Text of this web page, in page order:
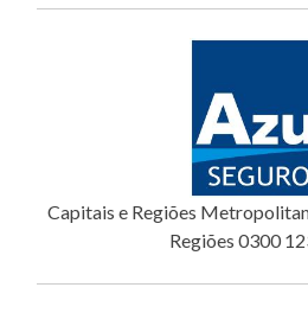
Capitais e Regiões
Regiões 0300